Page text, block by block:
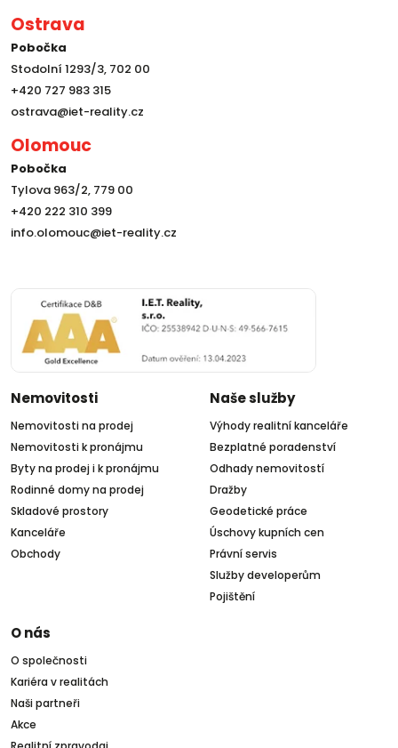
Ostrava
Pobočka
Stodolní 1293/3, 702 00
+420 727 983 315
ostrava@iet-reality.cz
Olomouc
Pobočka
Tylova 963/2, 779 00
+420 222 310 399
info.olomouc@iet-reality.cz
Nemovitosti
Nemovitosti na prodej
Nemovitosti k pronájmu
Byty na prodej i k pronájmu
Rodinné domy na prodej
Skladové prostory
Kanceláře
Obchody
Naše služby
Výhody realitní kanceláře
Bezplatné poradenství
Odhady nemovitostí
Dražby
Geodetické práce
Úschovy kupních cen
Právní servis
Služby developerům
Pojištění
O nás
O společnosti
Kariéra v realitách
Naši partneři
Akce